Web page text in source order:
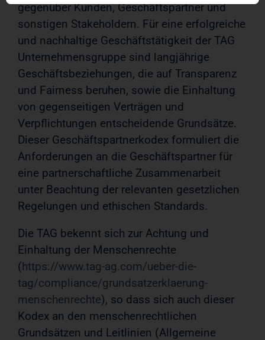
gegenüber Kunden, Geschäftspartner und
sonstigen Stakeholdern. Für eine erfolgreiche
und nachhaltige Geschäftstätigkeit der TAG
Unternehmensgruppe sind langjährige
Geschäftsbeziehungen, die auf Transparenz
und Fairness beruhen, sowie die Einhaltung
von gegenseitigen Verträgen und
Verpflichtungen entscheidende Grundsätze.
Dieser Geschäftspartnerkodex formuliert die
Anforderungen an die Geschäftspartner für
eine partnerschaftliche Zusammenarbeit
unter Beachtung der relevanten gesetzlichen
Regelungen und ethischen Standards.
Die TAG bekennt sich zur Achtung und
Einhaltung der Menschenrechte
(https://www.tag-ag.com/ueber-die-
tag/compliance/grundsatzerklaerung-
menschenrechte), so dass sich auch dieser
Kodex an den menschenrechtlichen
Grundsätzen und Leitlinien (Allgemeine